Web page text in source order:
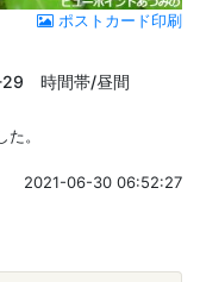
ポストカード印刷
時間帯/昼間
。
2021-06-30 06:52:27